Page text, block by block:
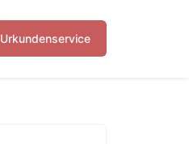
Urkundenservice